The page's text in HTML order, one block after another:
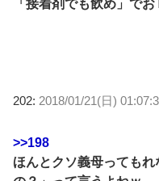
「接着剤でも飲め」でお
202: 2018/01/21(日)
>>198
ほんとクソ義母っても